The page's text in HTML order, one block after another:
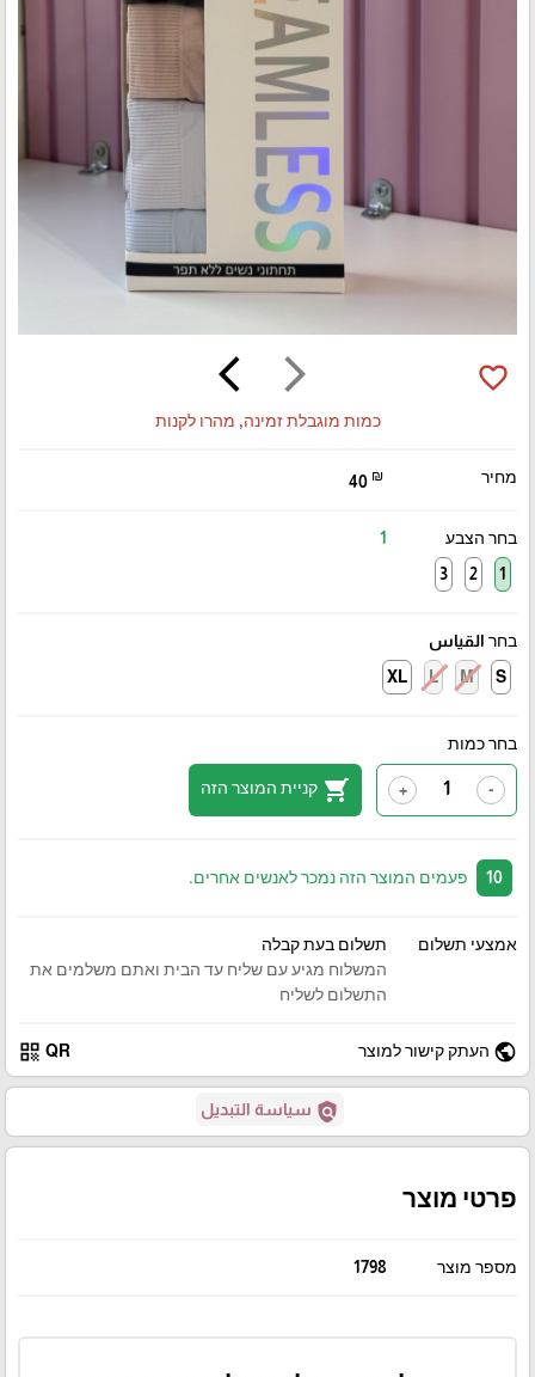
arrow_forward_ios
arrow_back_ios favorite_border
כמות מוגבלת זמינה, מהרו לקנות
מחיר 40 ₪
בחר הצבע
1
1
2
3
בחר القياس
S
M
L
XL
בחר כמות
-
+
shopping_cart קניית המוצר הזה
פעמים המוצר הזה נמכר לאנשים אחרים.
אמצעי תשלום
תשלום בעת קבלה
המשלוח מגיע עם שליח עד הבית ואתם משלמים את
התשלום לשליח
public העתק קישור למוצר QR
qr_code
policy سياسة التبديل
פרטי מוצר
מספר מוצר 1798